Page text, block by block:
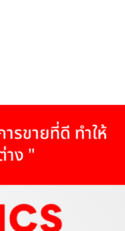
รขายที่ดี ทำให้
าง "